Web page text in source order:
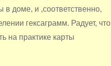
в доме, и ,соответственно,
гексаграмм. Радует, что
на практике карты